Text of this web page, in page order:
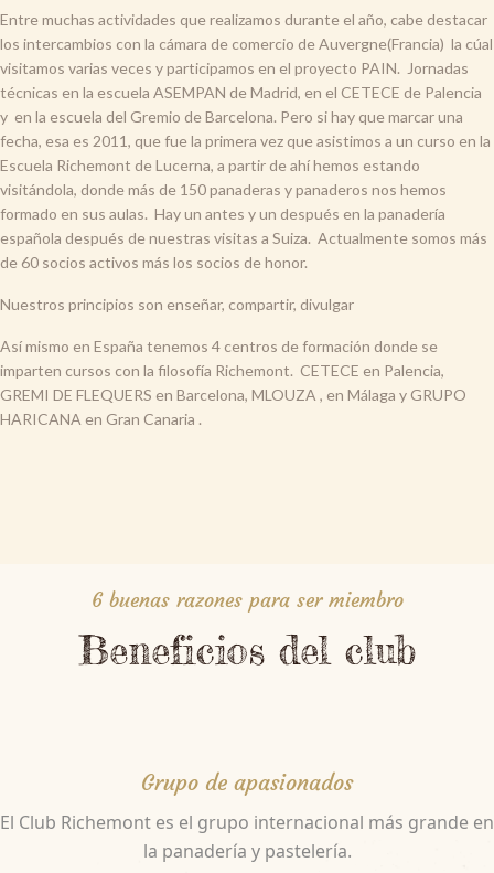
Entre muchas actividades que realizamos durante el año, cabe destacar
los intercambios con la cámara de comercio de Auvergne(Francia) la cúal
visitamos varias veces y participamos en el proyecto PAIN. Jornadas
técnicas en la escuela ASEMPAN de Madrid, en el CETECE de Palencia
y en la escuela del Gremio de Barcelona. Pero si hay que marcar una
fecha, esa es 2011, que fue la primera vez que asistimos a un curso en la
Escuela Richemont de Lucerna, a partir de ahí hemos estando
visitándola, donde más de 150 panaderas y panaderos nos hemos
formado en sus aulas. Hay un antes y un después en la panadería
española después de nuestras visitas a Suiza. Actualmente somos más
de 60 socios activos más los socios de honor.
Nuestros principios son enseñar, compartir, divulgar
Así mismo en España tenemos 4 centros de formación donde se
imparten cursos con la filosofía Richemont. CETECE en Palencia,
GREMI DE FLEQUERS en Barcelona, MLOUZA , en Málaga y GRUPO
HARICANA en Gran Canaria .
6 buenas razones para ser miembro
Beneficios del club
Grupo de apasionados
El Club Richemont es el grupo internacional más grande en
la panadería y pastelería.